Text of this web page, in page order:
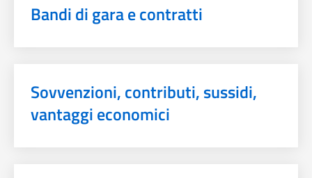
Bandi di gara e contratti
Sovvenzioni, contributi, sussidi,
vantaggi economici